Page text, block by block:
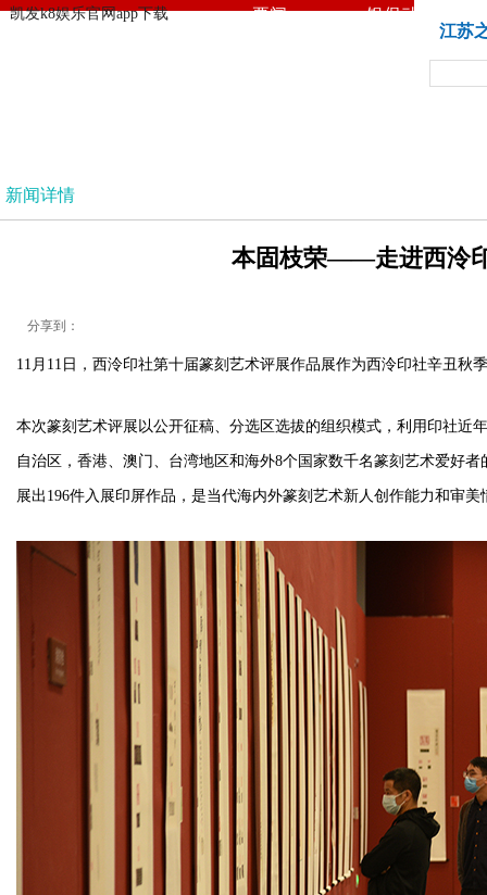
凯发k8娱乐官网app下载
凯发k8娱乐官网app下载
要闻 银保动态
江苏
新闻详情
本固枝荣——走进西泠
分享到：
11月11日，西泠印社第十届篆刻艺术评展作品展作为西泠印社辛丑秋
本次篆刻艺术评展以公开征稿、分选区选拔的组织模式，利用印社近
自治区，香港、澳门、台湾地区和海外8个国家数千名篆刻艺术爱好
展出196件入展印屏作品，是当代海内外篆刻艺术新人创作能力和审美